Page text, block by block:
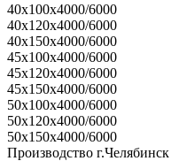
40х100х4000/6000
40х120х4000/6000
40х150х4000/6000
45х100х4000/6000
45х120х4000/6000
45х150х4000/6000
50х100х4000/6000
50х120х4000/6000
50х150х4000/6000
Производство г.Челябинск